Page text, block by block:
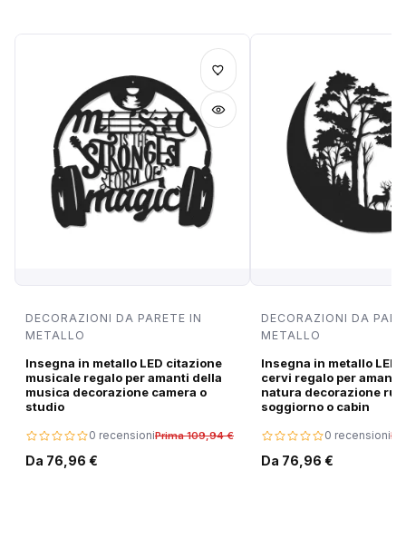
DECORAZIONI DA PARETE IN
METALLO
Insegna in metallo LED citazione
musicale regalo per amanti della
musica decorazione camera o
studio
0 recensioniPrima 109,94 €
Da 76,96 €
DECORAZIONI DA
METALLO
Insegna in metallo LED
cervi regalo per amanti
natura decorazione
soggiorno o cabin
0 recensioni
Da 76,96 €